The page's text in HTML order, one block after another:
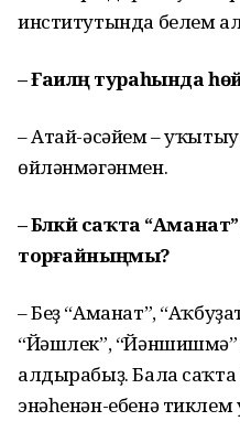
институтында белем
– Ғаиләң тураһында
– Атай-әсәйем –
өйләнмәгәнмен.
– Бәләкәй саҡта
торғайныңмы?
– Беҙ “Аманат”,
“Йәшлек”, “Йәншишмә”
алдырабыҙ. Бала
энәһенән-ебенә